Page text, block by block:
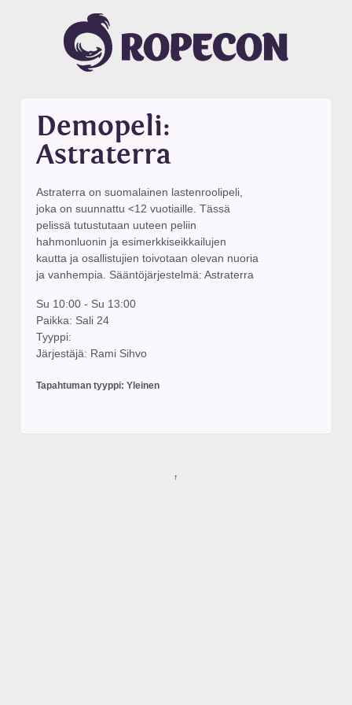
Demopeli:
Astraterra
Astraterra on suomalainen lastenroolipeli,
joka on suunnattu <12 vuotiaille. Tässä
pelissä tutustutaan uuteen peliin
hahmonluonin ja esimerkkiseikkailujen
kautta ja osallistujien toivotaan olevan nuoria
ja vanhempia. Sääntöjärjestelmä: Astraterra
Su 10:00 - Su 13:00
Paikka: Sali 24
Tyyppi:
Järjestäjä: Rami Sihvo
Tapahtuman tyyppi: Yleinen
↑